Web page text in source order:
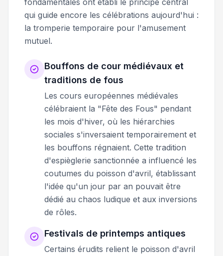
qui guide encore les célébrations aujourd'hui :
la tromperie temporaire pour l'amusement
mutuel.
Bouffons de cour médiévaux et
traditions de fous
Les cours européennes médiévales
célébraient la "Fête des Fous" pendant
les mois d'hiver, où les hiérarchies
sociales s'inversaient temporairement et
les bouffons régnaient. Cette tradition
d'espièglerie sanctionnée a influencé les
coutumes du poisson d'avril, établissant
l'idée qu'un jour par an pouvait être
dédié au chaos ludique et aux inversions
de rôles.
Festivals de printemps antiques
Certains érudits relient le poisson d'avril